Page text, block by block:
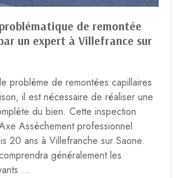
de remontée
un expert à Villefrance sur
problème de remontées capillaires
il est nécessaire de réaliser une
du bien. Cette inspection
Assèchement professionnel
20 ans à Villefranche sur Saone.
généralement les
...